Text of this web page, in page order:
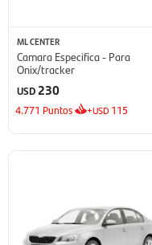
ML CENTER
Camara Especifica - Para
Onix/tracker
USD 230
4.771 Puntos +USD 115